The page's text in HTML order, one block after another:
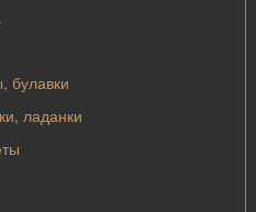
булавки
ладанки